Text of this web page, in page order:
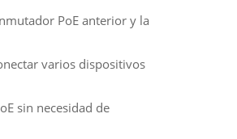
PoE anterior y la
varios dispositivos
sin necesidad de